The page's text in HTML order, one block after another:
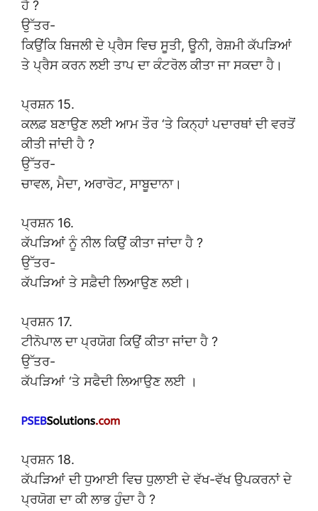
ਹੈ ?
ਉੱਤਰ-
ਕਿਉਂਕਿ ਬਿਜਲੀ ਦੇ ਪ੍ਰੈਸ ਵਿਚ ਸੂਤੀ, ਊਨੀ, ਰੇਸ਼ਮੀ ਕੱਪੜਿਆਂ
ਤੇ ਪ੍ਰੈਸ ਕਰਨ ਲਈ ਤਾਪ ਦਾ ਕੰਟਰੋਲ ਕੀਤਾ ਜਾ ਸਕਦਾ ਹੈ।
ਪ੍ਰਸ਼ਨ 15.
ਕਲਫ਼ ਬਣਾਉਣ ਲਈ ਆਮ ਤੌਰ ‘ਤੇ ਕਿਨ੍ਹਾਂ ਪਦਾਰਥਾਂ ਦੀ ਵਰਤੋਂ
ਕੀਤੀ ਜਾਂਦੀ ਹੈ ?
ਉੱਤਰ-
ਚਾਵਲ, ਮੈਦਾ, ਅਰਾਰੋਟ, ਸਾਬੂਦਾਨਾ।
ਪ੍ਰਸ਼ਨ 16.
ਕੱਪੜਿਆਂ ਨੂੰ ਨੀਲ ਕਿਉਂ ਕੀਤਾ ਜਾਂਦਾ ਹੈ ?
ਉੱਤਰ-
ਕੱਪੜਿਆਂ ਤੇ ਸਫ਼ੈਦੀ ਲਿਆਉਣ ਲਈ।
ਪ੍ਰਸ਼ਨ 17.
ਟੀਨੋਪਾਲ ਦਾ ਪ੍ਰਯੋਗ ਕਿਉਂ ਕੀਤਾ ਜਾਂਦਾ ਹੈ ?
ਉੱਤਰ-
ਕੱਪੜਿਆਂ ‘ਤੇ ਸਫੈਦੀ ਲਿਆਉਣ ਲਈ ।
ਪ੍ਰਸ਼ਨ 18.
ਕੱਪੜਿਆਂ ਦੀ ਧੁਆਈ ਵਿਚ ਧੁਲਾਈ ਦੇ ਵੱਖ-ਵੱਖ ਉਪਕਰਨਾਂ ਦੇ
ਪ੍ਰਯੋਗ ਦਾ ਕੀ ਲਾਭ ਹੁੰਦਾ ਹੈ ?